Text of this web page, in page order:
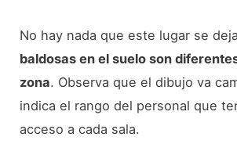
No hay nada que este lugar se
baldosas en el suelo son
zona. Observa que el dibujo va
indica el rango del personal que
acceso a cada sala.